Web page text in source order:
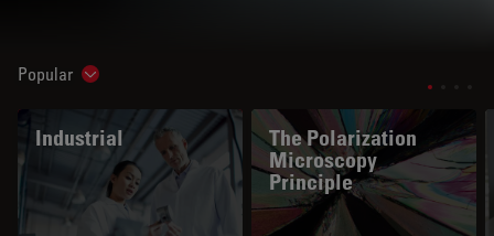
Popular Show subnavigation
Industrial
The Polarization
Microscopy
Principle